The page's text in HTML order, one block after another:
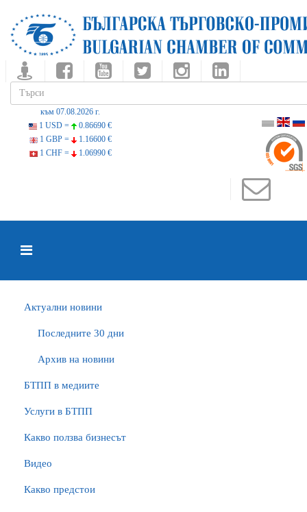
към 07.08.2026 г.
1 USD =
0.86690 €
1 GBP =
1.16600 €
1 CHF =
1.06990 €
Актуални новини
Последните 30 дни
Архив на новини
БTПП в медиите
Услуги в БТПП
Какво ползва бизнесът
Видео
Какво предстои